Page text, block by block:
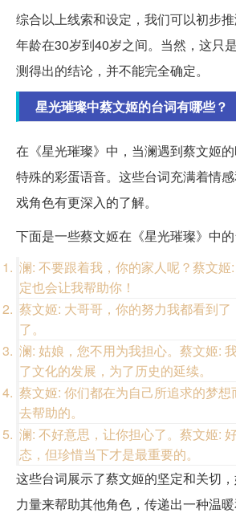
综合以上线索和设定，我们可以初步
年龄在30岁到40岁之间。当然，这只
测得出的结论，并不能完全确定。
星光璀璨中蔡文姬的台词有哪些？
在《星光璀璨》中，当澜遇到蔡文姬
特殊的彩蛋语音。这些台词充满着情
戏角色有更深入的了解。
下面是一些蔡文姬在《星光璀璨》中的
澜: 不要跟着我，你的家人呢？蔡文
定也会让我帮助你！
蔡文姬: 大哥哥，你的努力我都看到了
了。
澜: 姑娘，您不用为我担心。蔡文姬:
了文化的发展，为了历史的延续。
蔡文姬: 你们都在为自己所追求的梦
去帮助的。
澜: 不好意思，让你担心了。蔡文姬:
态，但珍惜当下才是最重要的。
这些台词展示了蔡文姬的坚定和关切
力量来帮助其他角色，传递出一种温暖